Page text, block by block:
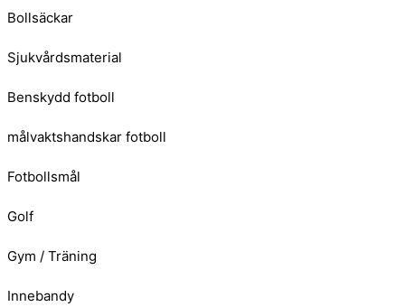
Bollsäckar
Sjukvårdsmaterial
Benskydd fotboll
målvaktshandskar fotboll
Fotbollsmål
Golf
Gym / Träning
Innebandy